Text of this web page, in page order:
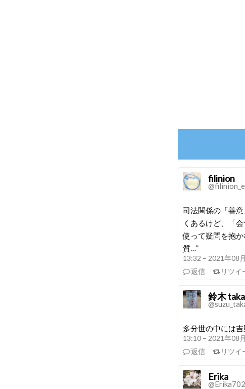
filinion
司法関係の「善
くあるけど、「
使って疑問を抱
質…”
13:32 – 2021年08
返信
リツイ
鈴木
多分世の中には
13:10 – 2021年08
返信
リツイ
Erika